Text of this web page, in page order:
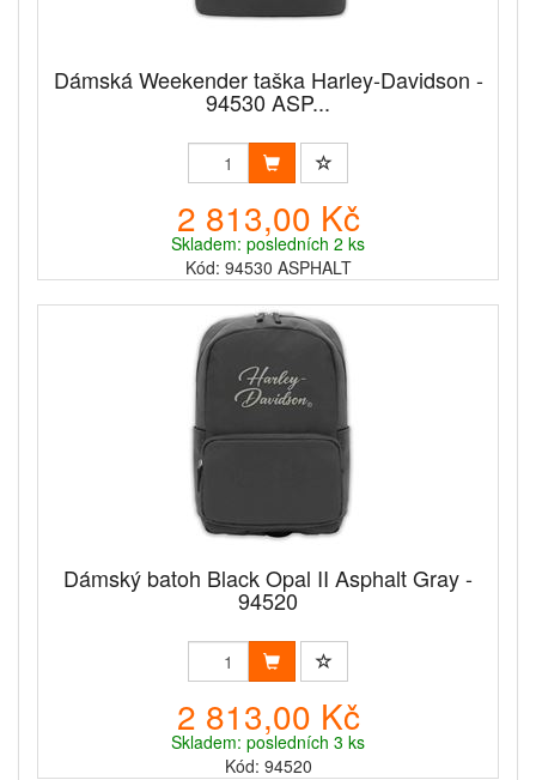
Dámská Weekender taška Harley-Davidson -
94530 ASP...
2 813,00 Kč
Skladem: posledních 2 ks
Kód: 94530 ASPHALT
Dámský batoh Black Opal II Asphalt Gray -
94520
2 813,00 Kč
Skladem: posledních 3 ks
Kód: 94520